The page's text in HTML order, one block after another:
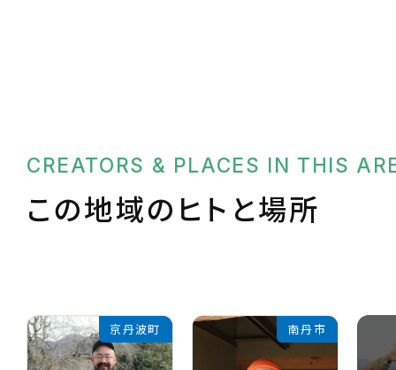
CREATORS & PLACES IN THIS
この地域のヒトと場所
京丹波町 南丹市